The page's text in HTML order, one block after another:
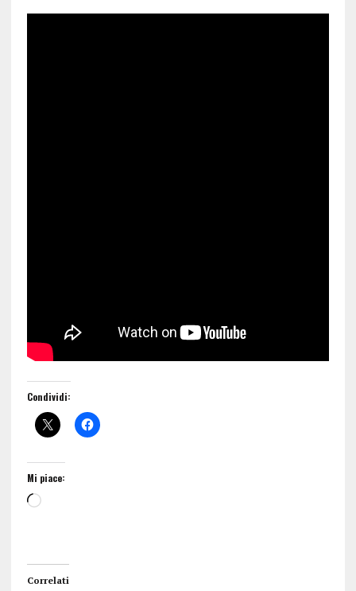
Condividi:
Mi piace:
Correlati